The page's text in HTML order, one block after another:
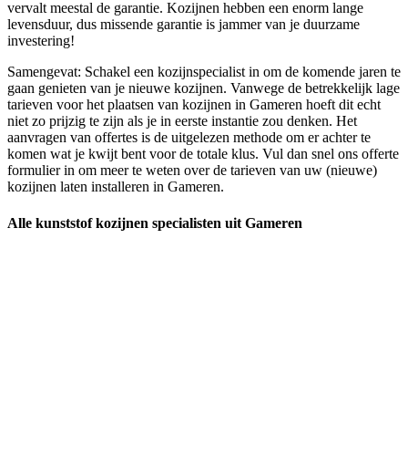
vervalt meestal de garantie. Kozijnen hebben een enorm lange
levensduur, dus missende garantie is jammer van je duurzame
investering!
Samengevat: Schakel een kozijnspecialist in om de komende jaren te
gaan genieten van je nieuwe kozijnen. Vanwege de betrekkelijk lage
tarieven voor het plaatsen van kozijnen in Gameren hoeft dit echt
niet zo prijzig te zijn als je in eerste instantie zou denken. Het
aanvragen van offertes is de uitgelezen methode om er achter te
komen wat je kwijt bent voor de totale klus. Vul dan snel ons offerte
formulier in om meer te weten over de tarieven van uw (nieuwe)
kozijnen laten installeren in Gameren.
Alle kunststof kozijnen specialisten uit Gameren